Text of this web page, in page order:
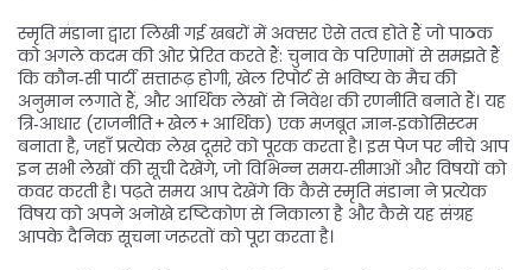
स्मृति मंडाना द्वारा लिखी गई खबरों में अक्सर ऐसे तत्व होते हैं जो पाठक
को अगले कदम की ओर प्रेरित करते हैं: चुनाव के परिणामों से समझते हैं
कि कौन‑सी पार्टी सत्तारूढ़ होगी, खेल रिपोर्ट से भविष्य के मैच की
अनुमान लगाते हैं, और आर्थिक लेखों से निवेश की रणनीति बनाते हैं। यह
त्रि‑आधार (राजनीति + खेल + आर्थिक) एक मजबूत ज्ञान‑इकोसिस्टम
बनाता है, जहाँ प्रत्येक लेख दूसरे को पूरक करता है। इस पेज पर नीचे आप
इन सभी लेखों की सूची देखेंगे, जो विभिन्न समय‑सीमाओं और विषयों को
कवर करती है। पढ़ते समय आप देखेंगे कि कैसे स्मृति मंडाना ने प्रत्येक
विषय को अपने अनोखे दृष्टिकोण से निकाला है और कैसे यह संग्रह
आपके दैनिक सूचना जरूरतों को पूरा करता है।